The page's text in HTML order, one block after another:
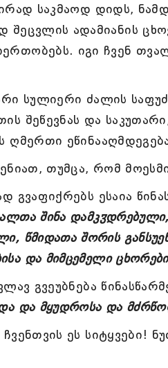
საკმაოდ დიდს,
შეცვლის ადამიანის
იგი ჩვენ
სულიერი ძალის
შეწევნას და
ღმერთი
თუმცა, რომ
გვაფიქრებს ესაია
შინა დამკჳდრებული,
წმიდათა შორის
და მიმცემელი
გვეუბნება
და მყუდროსა და
ეს სიტყვები!